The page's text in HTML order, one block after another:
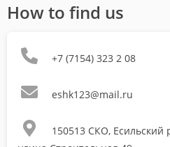
How to find us
+7 (7154) 323 2 08
eshk123@mail.ru
150513 СКО, Есильский